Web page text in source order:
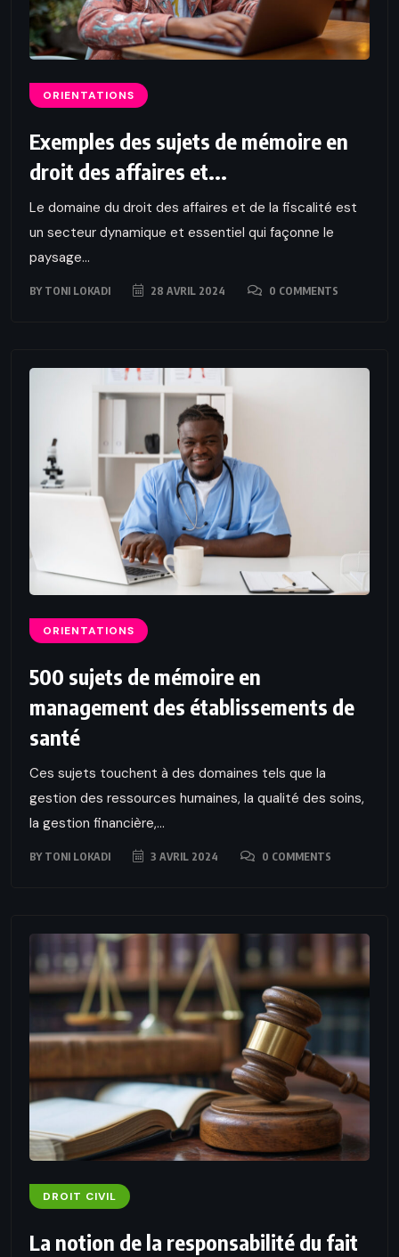
ORIENTATIONS
Exemples des sujets de mémoire en
droit des affaires et...
Le domaine du droit des affaires et de la fiscalité est
un secteur dynamique et essentiel qui façonne le
paysage...
BY TONI LOKADI 28 AVRIL 2024 0 COMMENTS
ORIENTATIONS
500 sujets de mémoire en
management des établissements de
santé
Ces sujets touchent à des domaines tels que la
gestion des ressources humaines, la qualité des soins,
la gestion financière,...
BY TONI LOKADI 3 AVRIL 2024 0 COMMENTS
DROIT CIVIL
La notion de la responsabilité du fait